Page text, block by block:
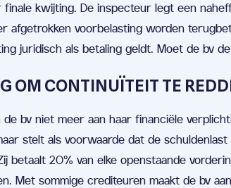
finale kwijting. De inspecteur legt een
afgetrokken voorbelasting worden
juridisch als betaling geldt. Moet de bv
OM CONTINUÏTEIT TE
bv niet meer aan haar financiële
stelt als voorwaarde dat de
betaalt 20% van elke openstaande
Met sommige crediteuren maakt de bv